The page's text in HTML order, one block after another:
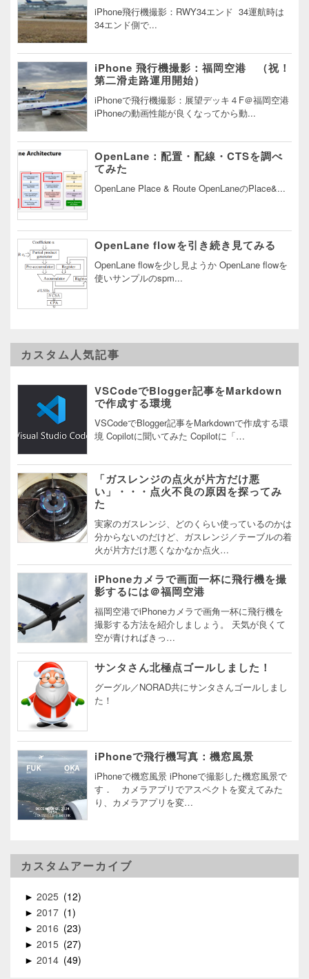
iPhone飛行機撮影：RWY34エンド 34運航時は
34エンド側で...
iPhone 飛行機撮影：福岡空港 （祝！
第二滑走路運用開始）
iPhoneで飛行機撮影：展望デッキ４F＠福岡空港
iPhoneの動画性能が良くなってから動...
OpenLane：配置・配線・CTSを調べ
てみた
OpenLane Place & Route OpenLaneのPlace&...
OpenLane flowを引き続き見てみる
OpenLane flowを少し見ようか OpenLane flowを
使いサンプルのspm...
カスタム人気記事
VSCodeでBlogger記事をMarkdown
で作成する環境
VSCodeでBlogger記事をMarkdownで作成する環
境 Copilotに聞いてみた Copilotに「…
「ガスレンジの点火が片方だけ悪
い」・・・点火不良の原因を探ってみ
た
実家のガスレンジ、どのくらい使っているのかは
分からないのだけど、ガスレンジ／テーブルの着
火が片方だけ悪くなかなか点火…
iPhoneカメラで画面一杯に飛行機を撮
影するには＠福岡空港
福岡空港でiPhoneカメラで画角一杯に飛行機を
撮影する方法を紹介しましょう。 天気が良くて
空が青ければきっ…
サンタさん北極点ゴールしました！
グーグル／NORAD共にサンタさんゴールしまし
た！
iPhoneで飛行機写真：機窓風景
iPhoneで機窓風景 iPhoneで撮影した機窓風景で
す． カメラアプリでアスペクトを変えてみた
り、カメラアプリを変…
カスタムアーカイブ
► 2025 12
► 2017 1
► 2016 23
► 2015 27
► 2014 49